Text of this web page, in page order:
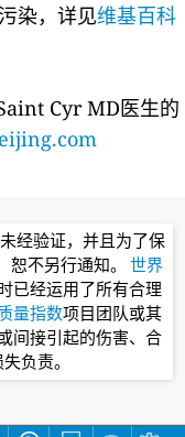
染，详见维基百科
Cyr MD医生的
经验证，并且为了保
恕不另行通知。 世界
已经运用了所有合理
量指数项目团队或其
间接引起的伤害、合
负责。